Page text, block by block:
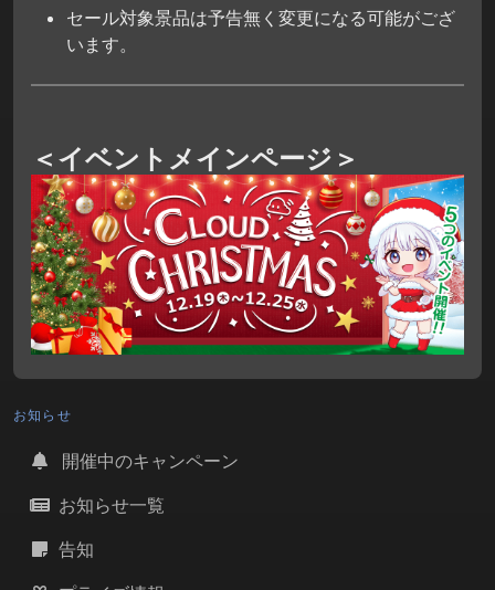
セール対象景品は予告無く変更になる可能がござ
います。
＜イベントメインページ＞
お知らせ
開催中のキャンペーン
お知らせ一覧
告知